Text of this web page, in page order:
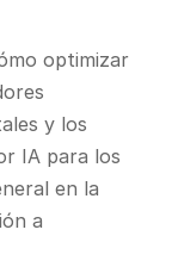
optimizar
y los
IA para los
en la
a